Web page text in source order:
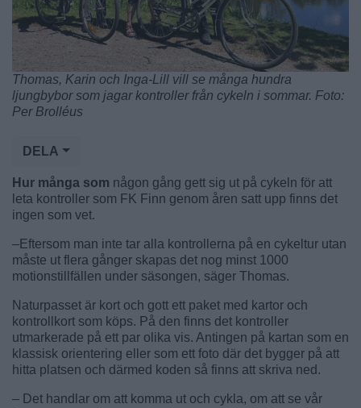
Thomas, Karin och Inga-Lill vill se många hundra
ljungbybor som jagar kontroller från cykeln i sommar. Foto:
Per Brolléus
DELA
Hur många som någon gång gett sig ut på cykeln för att
leta kontroller som FK Finn genom åren satt upp finns det
ingen som vet.
–Eftersom man inte tar alla kontrollerna på en cykeltur utan
måste ut flera gånger skapas det nog minst 1000
motionstillfällen under säsongen, säger Thomas.
Naturpasset är kort och gott ett paket med kartor och
kontrollkort som köps. På den finns det kontroller
utmarkerade på ett par olika vis. Antingen på kartan som en
klassisk orientering eller som ett foto där det bygger på att
hitta platsen och därmed koden så finns att skriva ned.
– Det handlar om att komma ut och cykla, om att se vår